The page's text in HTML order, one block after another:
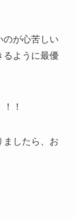
のが心苦しい
るように最優
！
ましたら、お